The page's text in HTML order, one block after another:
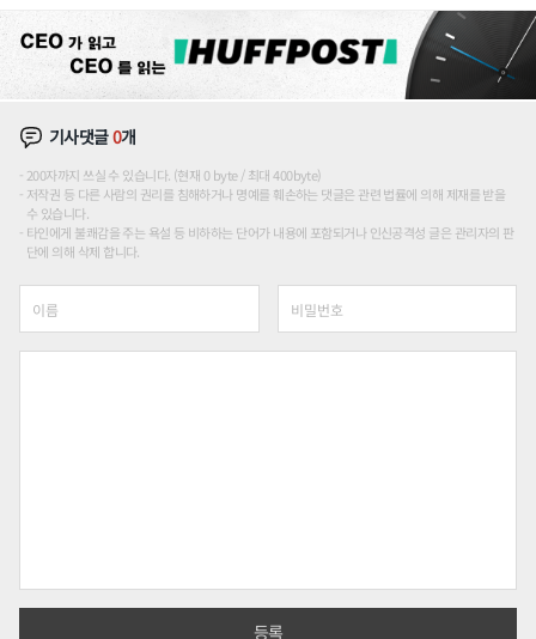
기사댓글0개
200자까지 쓰실 수 있습니다. (현재 0 byte / 최대 400byte)
저작권 등 다른 사람의 권리를 침해하거나 명예를 훼손하는 댓글은 관련 법률에 의해 제재를 받을
수 있습니다.
타인에게 불쾌감을 주는 욕설 등 비하하는 단어가 내용에 포함되거나 인신공격성 글은 관리자의 판
단에 의해 삭제 합니다.